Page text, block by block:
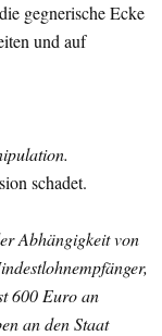
gegnerische Ecke
und auf
schadet.
Abhängigkeit von
600 Euro an
an den Staat